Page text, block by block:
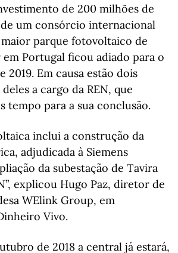
de 200 milhões de
um consórcio internacional
parque fotovoltaico de
em Portugal ficou adiado para o
2019. Em causa estão dois
a cargo da REN, que
tempo para a sua conclusão.
inclui a construção da
adjudicada à Siemens
da subestação de Tavira
explicou Hugo Paz, diretor de
WElink Group, em
Vivo.
de 2018 a central já estará,